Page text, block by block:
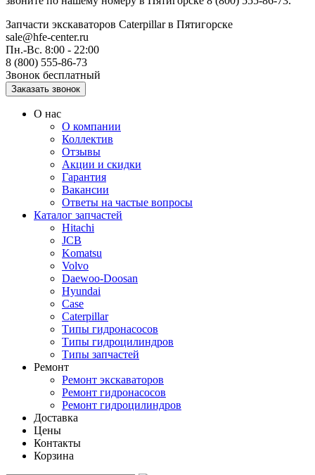
Запчасти экскаваторов Caterpillarв Пятигорске
sale@hfe-center.ru
Пн.-Вс. 8:00 - 22:00
8 (800) 555-86-73
Звонок бесплатный
О нас
О компании
Коллектив
Отзывы
Акции и скидки
Гарантия
Вакансии
Ответы на частые вопросы
Каталог запчастей
Hitachi
JCB
Komatsu
Volvo
Daewoo-Doosan
Hyundai
Case
Caterpillar
Типы гидронасосов
Типы гидроцилиндров
Типы запчастей
Ремонт
Ремонт экскаваторов
Ремонт гидронасосов
Ремонт гидроцилиндров
Доставка
Цены
Контакты
Корзина